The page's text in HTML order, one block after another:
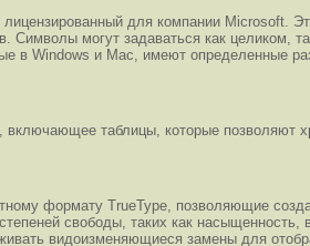
для компании Microsoft.
Символы могут задаваться как целиком,
Windows и Mac, имеют определенные
включающее таблицы, которые
формату TrueType, позволяющие
свободы, таких как
видоизменяющиеся замены для